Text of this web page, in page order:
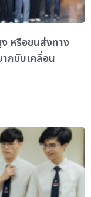
หรือขนส่งทาง
กขับเคลื่อน